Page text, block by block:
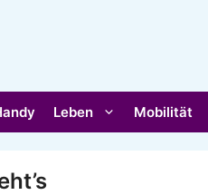
Leben Mobilität